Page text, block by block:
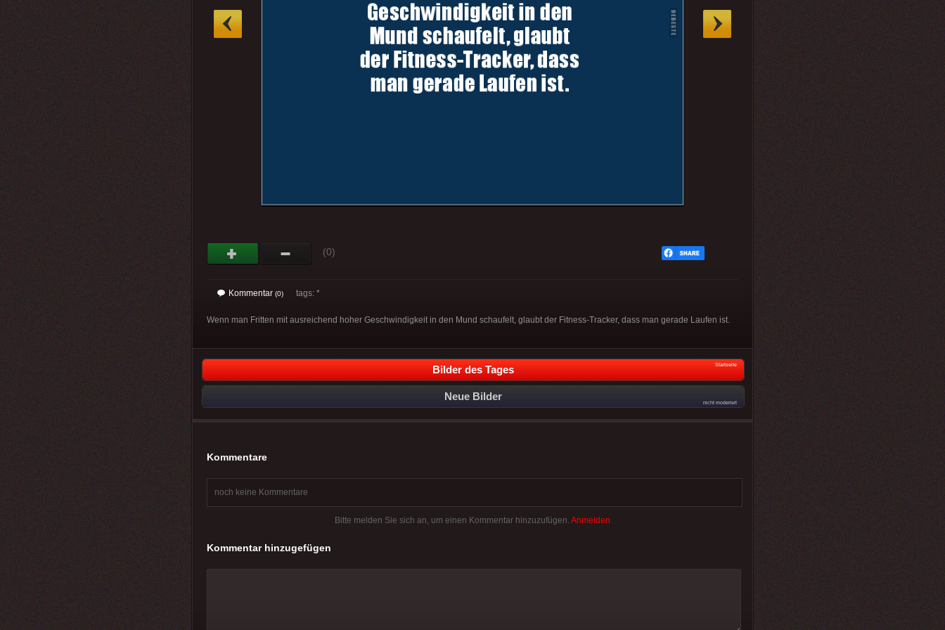
(0)
Kommentar (0) tags: *
Wenn man Fritten mit ausreichend hoher Geschwindigkeit in den Mund schaufelt, glaubt der Fitness-Tracker, dass man gerade Laufen ist.
Bilder des Tages Startseite
Neue Bilder
nicht moderiert
Kommentare
noch keine Kommentare
Bitte melden Sie sich an, um einen Kommentar hinzuzufügen. Anmelden
Kommentar hinzugefügen